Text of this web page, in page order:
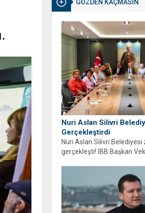
GÖZDEN KAÇMASIN
Nuri Aslan Silivri
Gerçekleştirdi
Nuri Aslan Silivri Belediyesi
gerçekleşti! İBB Başkan